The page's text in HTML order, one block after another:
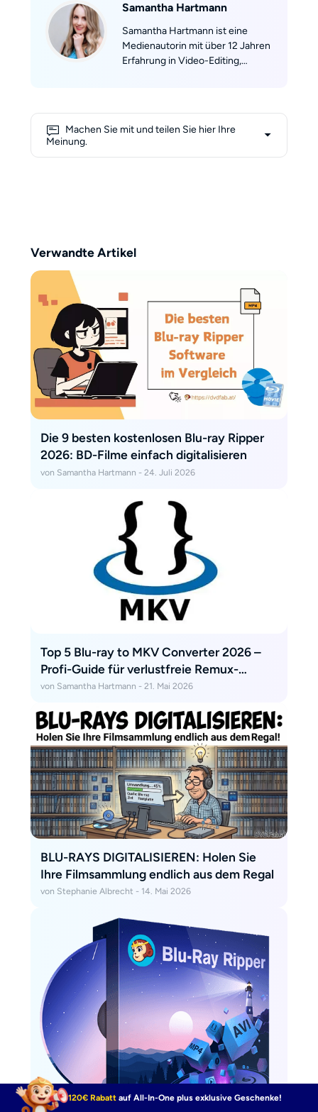
Samantha Hartmann
Samantha Hartmann ist eine
Medienautorin mit über 12 Jahren
Erfahrung in Video-Editing,
und dutzende Fachartikel sowie
wirklich, und lohnt es sich? „Ich
Einschätzungen und keine
Zeitverschwendung.“
Machen Sie mit und teilen Sie hier Ihre
Meinung.
Verwandte Artikel
Die 9 besten kostenlosen Blu-ray Ripper
2026: BD-Filme einfach digitalisieren
von Samantha Hartmann - 24. Juli 2026
Top 5 Blu-ray to MKV Converter 2026 –
Profi-Guide für verlustfreie Remux-
Sicherung
von Samantha Hartmann - 21. Mai 2026
BLU-RAYS DIGITALISIEREN: Holen Sie
Ihre Filmsammlung endlich aus dem Regal
von Stephanie Albrecht - 14. Mai 2026
120€ Rabatt auf All-In-One plus exklusive Geschenke!